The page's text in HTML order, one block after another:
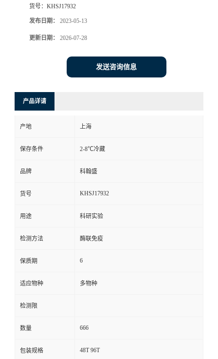
货号： KHSJ17932
发布日期： 2023-05-13
更新日期： 2026-07-28
发送咨询信息
产品详请
产地 上海
保存条件 2-8℃冷藏
品牌 科翰盛
货号 KHSJ17932
用途 科研实验
检测方法 酶联免疫
保质期 6
适应物种 多物种
检测限
数量 666
包装规格 48T 96T